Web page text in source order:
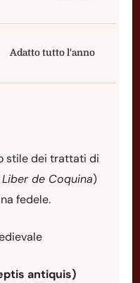
Adatto tutto l'anno
stile dei trattati di
Liber de Coquina)
fedele.
antiquis)